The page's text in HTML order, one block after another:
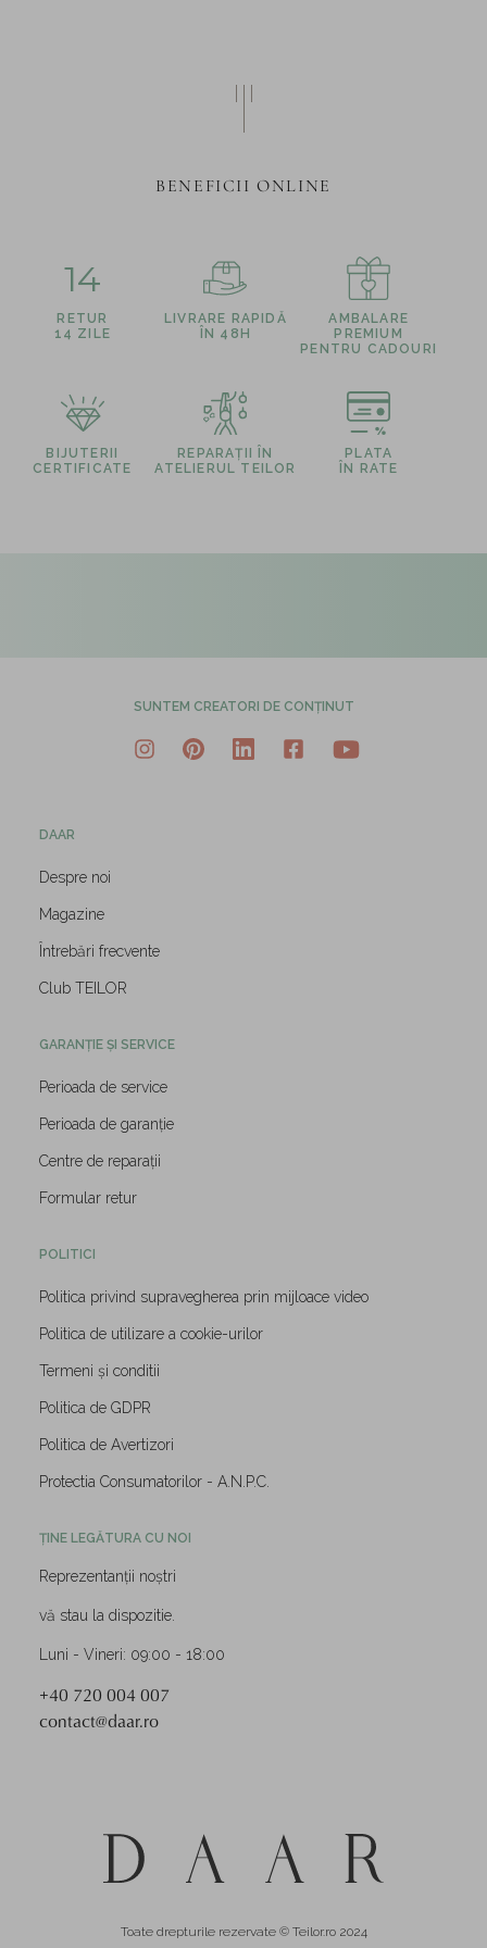
BENEFICII ONLINE
14
RETUR
14 ZILE
LIVRARE RAPIDĂ
ÎN 48H
AMBALARE
PREMIUM
PENTRU CADOURI
BIJUTERII
CERTIFICATE
REPARAȚII ÎN
ATELIERUL TEILOR
PLATA
ÎN RATE
SUNTEM CREATORI DE CONȚINUT
DAAR
Despre noi
Magazine
Întrebări frecvente
Club TEILOR
GARANȚIE ȘI SERVICE
Perioada de service
Perioada de garanție
Centre de reparații
Formular retur
POLITICI
Politica privind supravegherea prin mijloace video
Politica de utilizare a cookie-urilor
Termeni și conditii
Politica de GDPR
Politica de Avertizori
Protectia Consumatorilor - A.N.P.C.
ȚINE LEGĂTURA CU NOI
Reprezentanții noștri
vă stau la dispozitie.
Luni - Vineri: 09:00 - 18:00
+40 720 004 007
contact@daar.ro
Toate drepturile rezervate © Teilor.ro 2024